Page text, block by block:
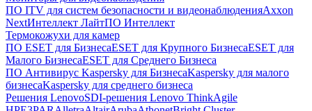
ПО ITV для систем безопасности и видеонаблюденияAxxon
NextИнтеллект ЛайтПО Интеллект
Термокожухи для камер
ПО ESET для БизнесаESET для Крупного БизнесаESET для
Малого БизнесаESET для Среднего Бизнеса
ПО Антивирус Kaspersky для БизнесаKaspersky для малого
бизнесаKaspersky для среднего бизнеса
Решения LenovoSDI-решения Lenovo ThinkAgile